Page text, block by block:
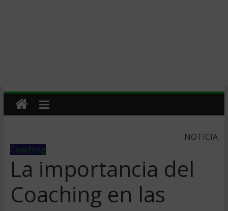
NOTICIA
Coaching
La importancia del
Coaching en las